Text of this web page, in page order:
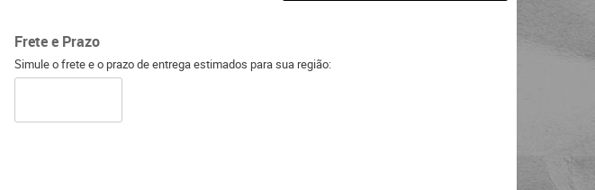
Frete e Prazo
Simule o frete e o prazo de entrega estimados para sua região: